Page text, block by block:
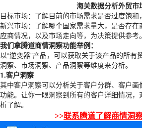
海关数据分析外贸市
目标市场：了解目前的市场需求是否过度饱和
新兴市场：了解哪个国家需求量大，是否存
应商情况，以及市场走向等，为决策提供参考。
我们拿腾道商情洞察功能举例：
以“逆变器”产品，可以获取关于该产品的所有
洞察、市场洞察、产品洞察等维度来分析。
1.客户洞察
其中客户洞察可以分析关于客户分群、客户
功能。让你一眼洞察到所有的客户详细情况
析了解。
>>联系腾道了解商情洞